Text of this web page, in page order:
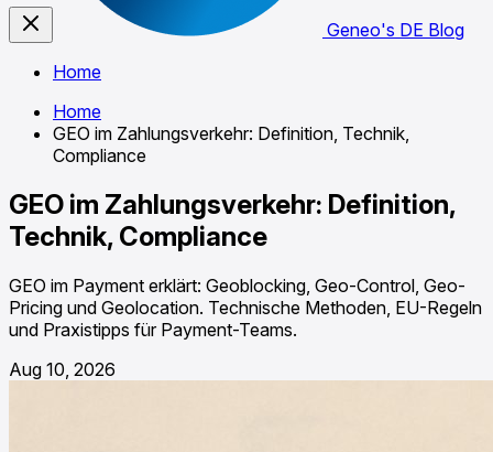
Geneo's DE Blog
Home
Home
GEO im Zahlungsverkehr: Definition, Technik,
Compliance
GEO im Zahlungsverkehr: Definition,
Technik, Compliance
GEO im Payment erklärt: Geoblocking, Geo-Control, Geo-
Pricing und Geolocation. Technische Methoden, EU-Regeln
und Praxistipps für Payment-Teams.
Aug 10, 2026